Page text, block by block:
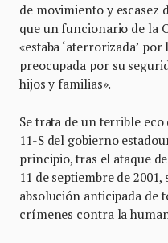
de movimiento y escasez
que un funcionario de la
«estaba ‘aterrorizada’
preocupada por su
hijos y familias».
Se trata de un terrible
11-S del gobierno
principio, tras el ataque
11 de septiembre de
absolución anticipada de
crímenes contra la